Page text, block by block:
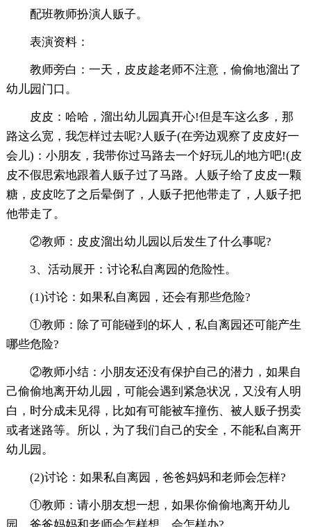
配班教师扮演人贩子。
表演资料：
教师旁白：一天，皮皮趁老师不注意，偷偷地溜出了
幼儿园门口。
皮皮：哈哈，溜出幼儿园真开心!但是车这么多，那
路这么宽，我怎样过去呢?人贩子(在旁边观察了皮皮好一
会儿)：小朋友，我带你过马路去一个好玩儿的地方吧!(皮
皮不假思索地跟着人贩子过了马路。人贩子给了皮皮一颗
糖，皮皮吃了之后晕倒了，人贩子把他带走了，人贩子把
他带走了。
②教师：皮皮溜出幼儿园以后发生了什么事呢?
3、活动展开：讨论私自离园的危险性。
(1)讨论：如果私自离园，还会有那些危险?
①教师：除了可能碰到的坏人，私自离园还可能产生
哪些危险?
②教师小结：小朋友还没有保护自己的潜力，如果自
己偷偷地离开幼儿园，可能会遇到紧急状况，又没有人明
白，时分成未见得，比如有可能被车撞伤、被人贩子拐卖
或者迷路等。所以，为了我们自己的安全，不能私自离开
幼儿园。
(2)讨论：如果私自离园，爸爸妈妈和老师会怎样?
①教师：请小朋友想一想，如果你偷偷地离开幼儿